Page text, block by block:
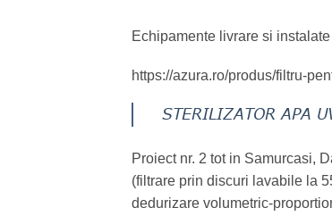
Echipamente livrare si
https://azura.ro/produs/filtru-
STERILIZATOR APA
Proiect nr. 2 tot in Samurcasi,
(filtrare prin discuri lavabile la
dedurizare volumetric-